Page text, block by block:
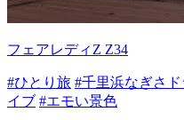
フェアレディZ Z34
#ひとり旅 #千里浜なぎさ
イブ #エモい景色